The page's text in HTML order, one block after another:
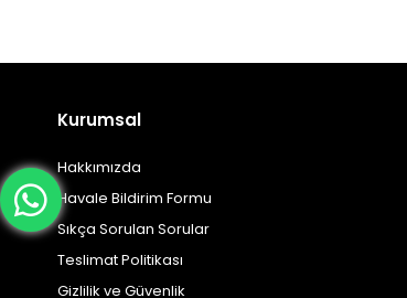
Kurumsal
Hakkımızda
Havale Bildirim Formu
Sıkça Sorulan Sorular
Teslimat Politikası
Gizlilik ve Güvenlik